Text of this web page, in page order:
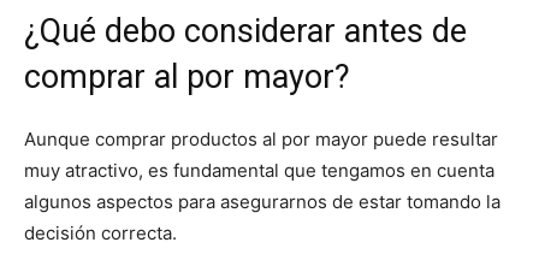
¿Qué debo considerar antes de
comprar al por mayor?
Aunque comprar productos al por mayor puede resultar
muy atractivo, es fundamental que tengamos en cuenta
algunos aspectos para asegurarnos de estar tomando la
decisión correcta.